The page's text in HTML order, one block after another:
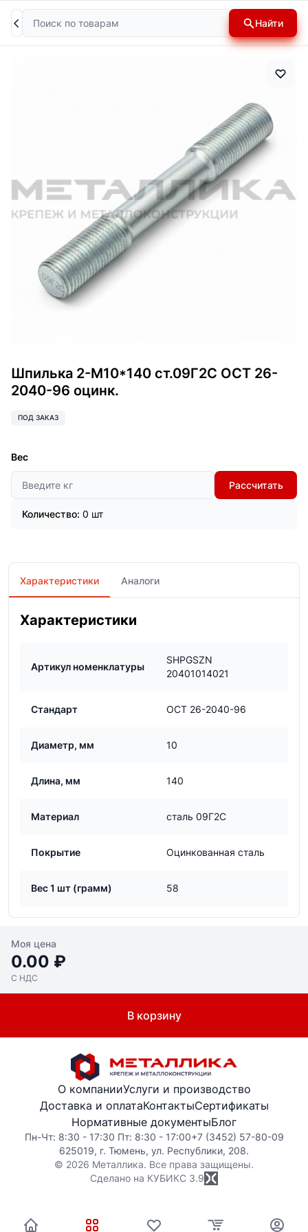
Поиск Найти
Шпилька 2-М10*140 ст.09Г2С ОСТ 26-
2040-96 оцинк.
ПОД ЗАКАЗ
Вес
Рассчитать
Количество: 0 шт
Характеристики Аналоги
Характеристики
Артикул номенклатуры
SHPGSZN
20401014021
Стандарт ОСТ 26-2040-96
Диаметр, мм 10
Длина, мм 140
Материал сталь 09Г2С
Покрытие Оцинкованная сталь
Вес 1 шт (грамм) 58
Моя цена
0.00 ₽
С НДС
В корзину
О компанииУслуги и производство
Доставка и оплатаКонтактыСертификаты
Нормативные документыБлог
Пн-Чт: 8:30 - 17:30 Пт: 8:30 - 17:00+7 (3452) 57-80-09
625019, г. Тюмень, ул. Республики, 208.
© 2026 Металлика. Все права защищены.
Сделано на КУБИКС 3.9